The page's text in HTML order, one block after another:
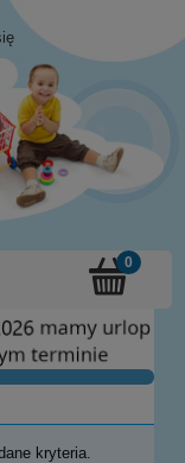
kryteria.